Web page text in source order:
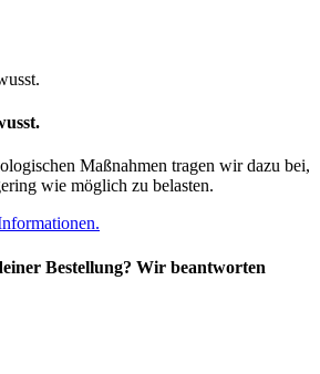
Maßnahmen tragen wir dazu bei,
wie möglich zu belasten.
Bestellung? Wir beantworten